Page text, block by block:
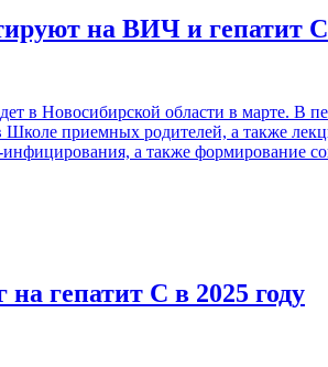
на ВИЧ и гепатит С
Новосибирской области в марте. В
приемных родителей, а также
а также формирование
гепатит С в 2025 году